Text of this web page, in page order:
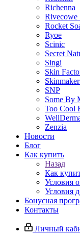
Richenna
Rivecowe
Rocket
Ryoe
Scinic
Secret
Singi
Skin
SNP
Some By
Too Cool
Zenzia
Новости
Блог
Как купить
Назад
Как
Условия
Условия
Бонусная
Контакты
Личный